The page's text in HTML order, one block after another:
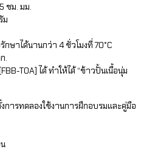
ชม. มม.
ม
ษาได้นานกว่า 4 ชั่วโมงที่ 70°C
.
TOA] ได้ ทำให้ได้ “ข้าวปั้นเนื้อนุ่ม
การทดลองใช้งานการฝึกอบรมและคู่มือ